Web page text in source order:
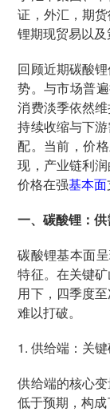
证，外汇，期
锂期现贸易以及
回顾近期碳酸
势。与市场普
消费淡季依然
持续收缩与下
配。当前，价
现，产业链利
价格在强基本面
一、碳酸锂：
碳酸锂基本面
特征。在关键
用下，四季度
难以打破。
1. 供给端：关
供给端的核心
低于预期，构成